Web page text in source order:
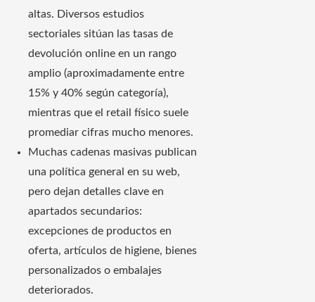
altas. Diversos estudios
sectoriales sitúan las tasas de
devolución online en un rango
amplio (aproximadamente entre
15% y 40% según categoría),
mientras que el retail físico suele
promediar cifras mucho menores.
Muchas cadenas masivas publican
una política general en su web,
pero dejan detalles clave en
apartados secundarios:
excepciones de productos en
oferta, artículos de higiene, bienes
personalizados o embalajes
deteriorados.